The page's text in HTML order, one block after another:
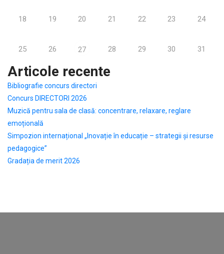
18 19 20 21 22 23 24
25 26 27 28 29 30 31
Articole recente
Bibliografie concurs directori
Concurs DIRECTORI 2026
Muzică pentru sala de clasă: concentrare, relaxare, reglare
emoțională
Simpozion internațional „Inovație în educație – strategii și resurse
pedagogice”
Gradația de merit 2026